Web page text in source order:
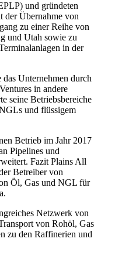
und gründeten
der Übernahme von
zu einer Reihe von
und Utah sowie zu
in der
Unternehmen durch
in andere
seine Betriebsbereiche
und flüssigem
Betrieb im Jahr 2017
Pipelines und
Fazit Plains All
Betreiber von
Öl, Gas und NGL für
Netzwerk von
von Rohöl, Gas
zu den Raffinerien und